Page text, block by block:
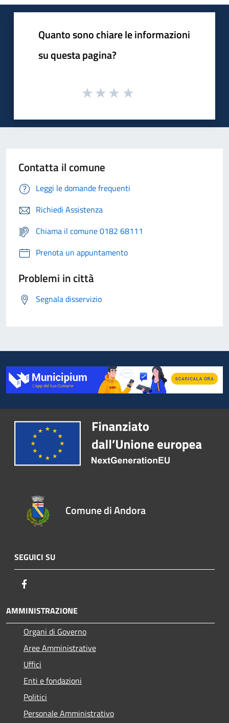
Quanto sono chiare le informazioni
su questa pagina?
Contatta il comune
Leggi le domande frequenti
Richiedi Assistenza
Chiama il comune 0182 68111
Prenota un appuntamento
Problemi in città
Segnala disservizio
Comune di Andora
SEGUICI SU
AMMINISTRAZIONE
Organi di Governo
Aree Amministrative
Uffici
Enti e fondazioni
Politici
Personale Amministrativo